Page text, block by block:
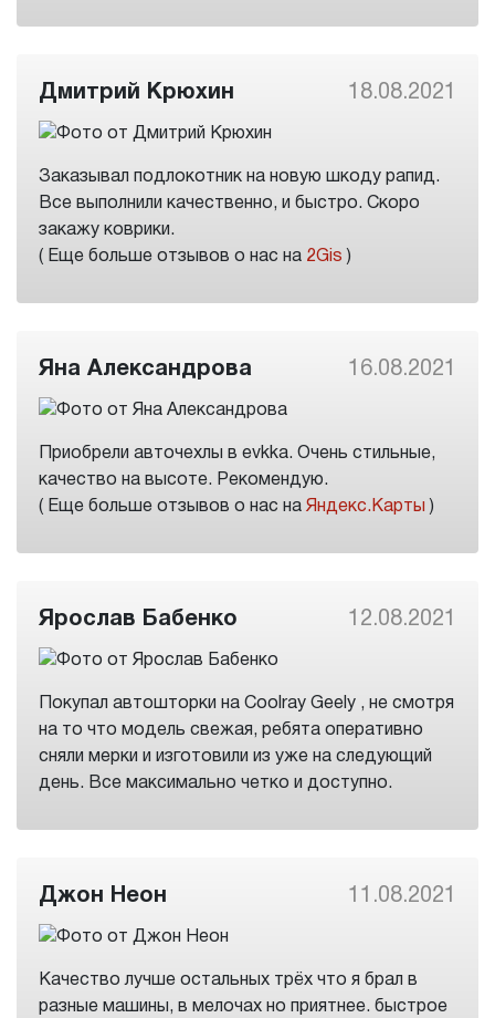
Дмитрий Крюхин 18.08.2021
Заказывал подлокотник на новую шкоду рапид.
Все выполнили качественно, и быстро. Скоро
закажу коврики.
( Еще больше отзывов о нас на 2Gis )
Яна Александрова 16.08.2021
Приобрели авточехлы в evkka. Очень стильные,
качество на высоте. Рекомендую.
( Еще больше отзывов о нас на Яндекс.Карты )
Ярослав Бабенко 12.08.2021
Покупал автошторки на Coolray Geely , не смотря
на то что модель свежая, ребята оперативно
сняли мерки и изготовили из уже на следующий
день. Все максимально четко и доступно.
Джон Неон 11.08.2021
Качество лучше остальных трёх что я брал в
разные машины, в мелочах но приятнее. быстрое